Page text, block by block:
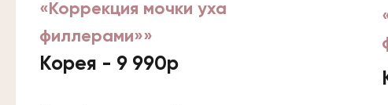
«Коррекция мочки уха
филлерами»»
Корея - 9 990р